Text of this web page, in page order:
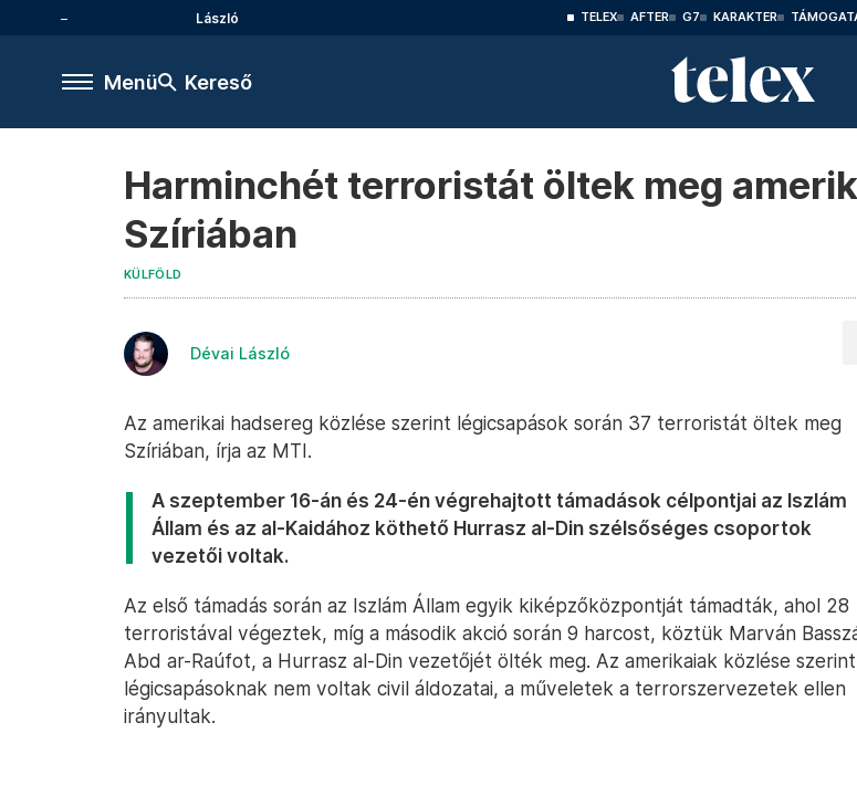
László TELEX AFTER G7 KARAKTER
Menü Kereső
Harminchét terroristát öltek meg
Szíriában
KÜLFÖLD
Dévai László
Az amerikai hadsereg közlése szerint légicsapások során 37 terroristát öltek meg
Szíriában, írja az MTI.
A szeptember 16-án és 24-én végrehajtott támadások célpontjai az Iszlám
Állam és az al-Kaidához köthető Hurrasz al-Din szélsőséges csoportok
vezetői voltak.
Az első támadás során az Iszlám Állam egyik kiképzőközpontját támadták, ahol 28
terroristával végeztek, míg a második akció során 9 harcost, köztük Marván
Abd ar-Raúfot, a Hurrasz al-Din vezetőjét ölték meg. Az amerikaiak közlése
légicsapásoknak nem voltak civil áldozatai, a műveletek a terrorszervezetek ellen
irányultak.